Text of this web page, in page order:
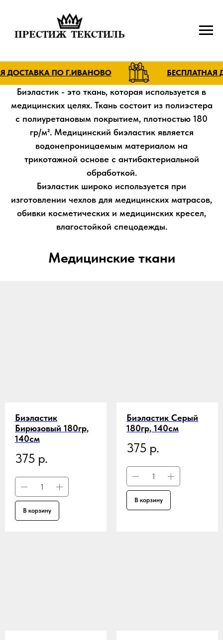
ПО Г.ИВАНОВО БЕСПЛАТНАЯ
Биэластик - это ткань, которая используется в
медицинских целях. Ткань состоит из полиэстера
с полиуретановым покрытием, плотностью 180
гр/м². Медицинский биэластик является
водонепроницаемым материалом на
трикотажной основе с антибактериальной
обработкой.
Биэластик широко используется при
изготовлении чехлов для медицинских матрасов,
обивки косметических и медицинских кресел,
влагостойкой спецодежды.
Медицинские ткани
Биэластик
Бирюзовый 180гр,
140см
375 р.
В корзину
Биэластик Серый
180гр, 140см
375 р.
В корзину